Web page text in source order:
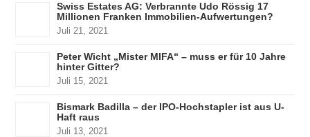
Swiss Estates AG: Verbrannte Udo Rössig 17
Millionen Franken Immobilien-Aufwertungen?
Juli 21, 2021
Peter Wicht „Mister MIFA“ – muss er für 10 Jahre
hinter Gitter?
Juli 15, 2021
Bismark Badilla – der IPO-Hochstapler ist aus U-
Haft raus
Juli 13, 2021